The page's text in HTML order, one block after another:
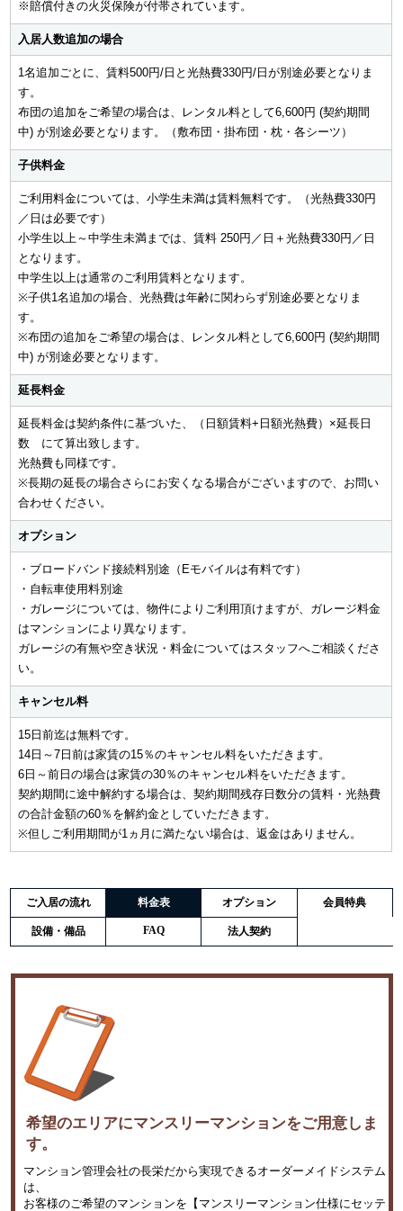
※賠償付きの火災保険が付帯されています。
入居人数追加の場合
1名追加ごとに、賃料500円/日と光熱費330円/日が別途必要となりま
す。
布団の追加をご希望の場合は、レンタル料として6,600円 (契約期間
中) が別途必要となります。（敷布団・掛布団・枕・各シーツ ）
子供料金
ご利用料金については、小学生未満は賃料無料です。（光熱費330円
／日は必要です）
小学生以上～中学生未満までは、賃料 250円／日＋光熱費330円／日
となります。
中学生以上は通常のご利用賃料となります。
※子供1名追加の場合、光熱費は年齢に関わらず別途必要となりま
す。
※布団の追加をご希望の場合は、レンタル料として6,600円 (契約期間
中) が別途必要となります。
延長料金
延長料金は契約条件に基づいた、（日額賃料+日額光熱費）×延長日
数 にて算出致します。
光熱費も同様です。
※長期の延長の場合さらにお安くなる場合がございますので、お問い
合わせください。
オプション
・ブロードバンド接続料別途（Eモバイルは有料です）
・自転車使用料別途
・ガレージについては、物件によりご利用頂けますが、ガレージ料金
はマンションにより異なります。
ガレージの有無や空き状況・料金についてはスタッフへご相談くださ
い。
キャンセル料
15日前迄は無料です。
14日～7日前は家賃の15％のキャンセル料をいただきます。
6日～前日の場合は家賃の30％のキャンセル料をいただきます。
契約期間に途中解約する場合は、契約期間残存日数分の賃料・光熱費
の合計金額の60％を解約金としていただきます。
※但しご利用期間が1ヵ月に満たない場合は、返金はありません。
ご入居の流れ 料金表 オプション 会員特典
設備・備品 FAQ 法人契約
希望のエリアにマンスリーマンションをご用意しま
す。
マンション管理会社の長栄だから実現できるオーダーメイドシステム
は、
お客様のご希望のマンションを【マンスリーマンション仕様にセッテ